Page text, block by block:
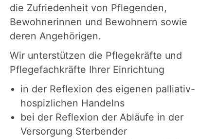
die Zufriedenheit von Pflegenden,
Bewohnerinnen und Bewohnern sowie
deren Angehörigen.
Wir unterstützen die Pflegekräfte und
Pflegefachkräfte Ihrer Einrichtung
in der Reflexion des eigenen palliativ-
hospizlichen Handelns
bei der Reflexion der Abläufe in der
Versorgung Sterbender